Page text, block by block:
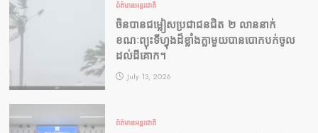
ព័ត៌មានអន្តរជាតិ
ចិនបានជម្លៀសប្រជាជនជិត ២ លាននាក់
ខណៈព្យុះទីហ្វុងដ៏ខ្លាំងក្លាមួយបានបោកបក់ចូល
ដល់ដីគោក។
July 13, 2026
ព័ត៌មានអន្តរជាតិ